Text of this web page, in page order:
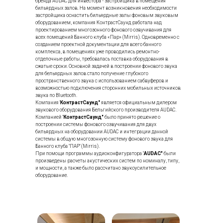
бильярдных залов. На момент возникновения необходимости
застройщика оснастить бильярдные залы фоновым звуковым
оборудованием, компания КонтрастСаунд работала над
проектированием многозонного фонового озвучивания для
всех помещений Банного клуба «Пар» (Mirris). Одновременно с
созданием проектной документации для всего банного
комплекса, в помещениях уже проводились ремонтно-
отделочные работы, требовалась поставка оборудования в
сжатые сроки. Основной задачей в построении фонового звука
для бельярдных залов стало получение глубокого
пространственного звука с использованием сабвуферов и
возможностью подключения сторонних мобильных источников
звука по Bluetooth.
Компания 'КонтрастСаунд"является официальным дилером
звукового оборудования Бельгийского производителя AUDAС.
Компанией "КонтрастСаунд"было принято решение о
построении системы фонового озвучивания для двух
бильярдных на оборудовании AUDAC и интеграции данной
системы в общую многозонную систему фонового звука для
Банного клуба "ПАР" (Mirris).
При помощи программы аудиоконфигуратора "AUDAC"были
произведены расчеты акустических систем по номиналу, типу,
и мощности, а также было рассчитано звукоусилительное
оборудование.